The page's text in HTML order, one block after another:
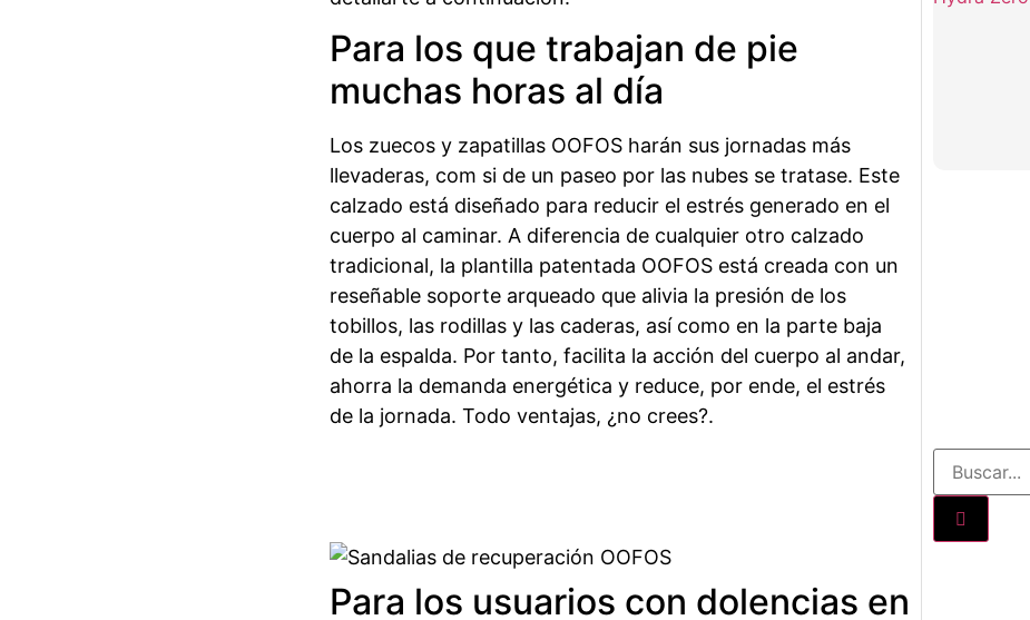
Para los que trabajan de pie
muchas horas al día
Los zuecos y zapatillas OOFOS harán sus jornadas más
llevaderas, com si de un paseo por las nubes se tratase. Este
calzado está diseñado para reducir el estrés generado en el
cuerpo al caminar. A diferencia de cualquier otro calzado
tradicional, la plantilla patentada OOFOS está creada con un
reseñable soporte arqueado que alivia la presión de los
tobillos, las rodillas y las caderas, así como en la parte baja
de la espalda. Por tanto, facilita la acción del cuerpo al andar,
ahorra la demanda energética y reduce, por ende, el estrés
de la jornada. Todo ventajas, ¿no crees?.
Para los usuarios con dolencias en